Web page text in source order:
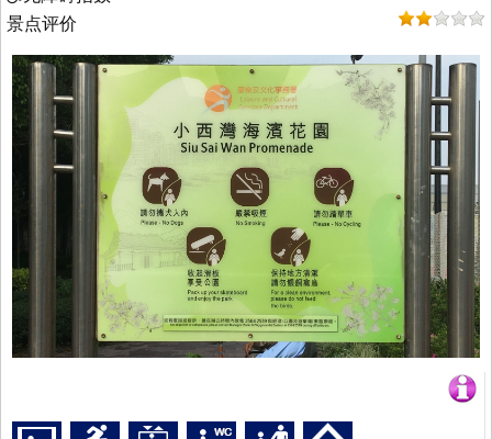
景点评价